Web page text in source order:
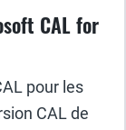
CAL for
pour les
CAL de